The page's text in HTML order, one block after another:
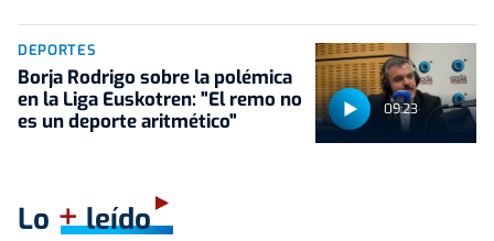
09:23
DEPORTES
Borja Rodrigo sobre la polémica
en la Liga Euskotren: "El remo no
es un deporte aritmético"
Lo +leído